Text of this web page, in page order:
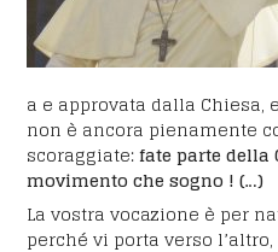
a e approvata dalla Chiesa,
non è ancora pienamente
scoraggiate:fate parte della
movimento che sogno ! (…)
La vostra vocazione è per
perché vi porta verso